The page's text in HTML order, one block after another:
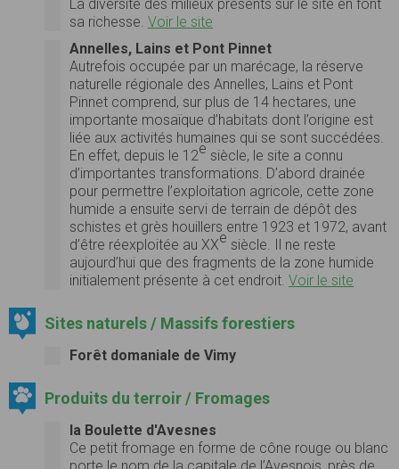
La diversité des milieux présents sur le site en font
sa richesse. Voir le site
Annelles, Lains et Pont Pinnet
Autrefois occupée par un marécage, la réserve
naturelle régionale des Annelles, Lains et Pont
Pinnet comprend, sur plus de 14 hectares, une
importante mosaïque d’habitats dont l’origine est
liée aux activités humaines qui se sont succédées.
En effet, depuis le 12e siècle, le site a connu
d’importantes transformations. D’abord drainée
pour permettre l’exploitation agricole, cette zone
humide a ensuite servi de terrain de dépôt des
schistes et grès houillers entre 1923 et 1972, avant
d’être réexploitée au XXe siècle. Il ne reste
aujourd’hui que des fragments de la zone humide
initialement présente à cet endroit. Voir le site
Sites naturels / Massifs forestiers
Forêt domaniale de Vimy
Produits du terroir / Fromages
la Boulette d'Avesnes
Ce petit fromage en forme de cône rouge ou blanc